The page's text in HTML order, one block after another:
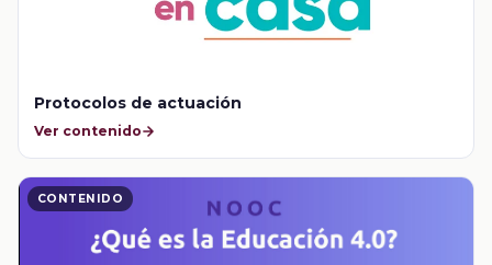
Protocolos de actuación
Ver contenido
CONTENIDO